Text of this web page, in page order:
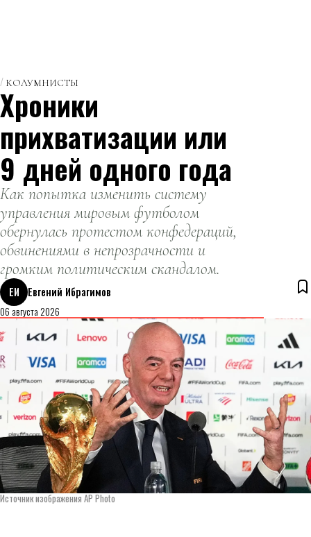
КОЛУМНИСТЫ
Хроники
прихватизации или
9 дней одного года
Как попытка изменить систему
управления мировым футболом
обернулась протестом конфедераций,
обвинениями в непрозрачности и
громким политическим скандалом.
ЕИ
Евгений Ибрагимов
06 августа 2026
Источник изображения AP Photo